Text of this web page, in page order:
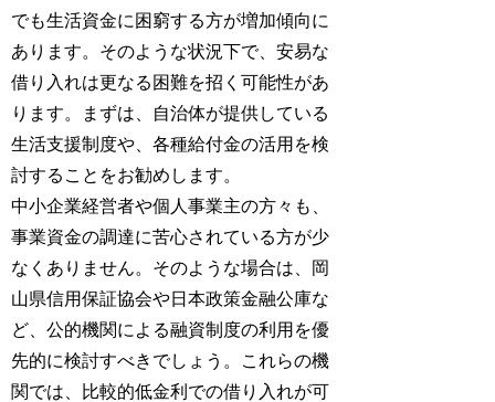
でも生活資金に困窮する方が増加傾向に
あります。そのような状況下で、安易な
借り入れは更なる困難を招く可能性があ
ります。まずは、自治体が提供している
生活支援制度や、各種給付金の活用を検
討することをお勧めします。
中小企業経営者や個人事業主の方々も、
事業資金の調達に苦心されている方が少
なくありません。そのような場合は、岡
山県信用保証協会や日本政策金融公庫な
ど、公的機関による融資制度の利用を優
先的に検討すべきでしょう。これらの機
関では、比較的低金利での借り入れが可